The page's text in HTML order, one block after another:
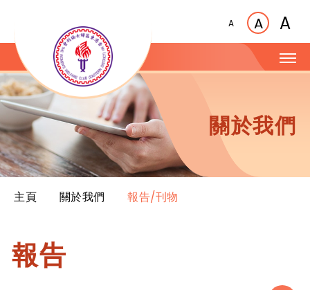
A A A
關於我們
主頁 關於我們 報告/刊物
報告